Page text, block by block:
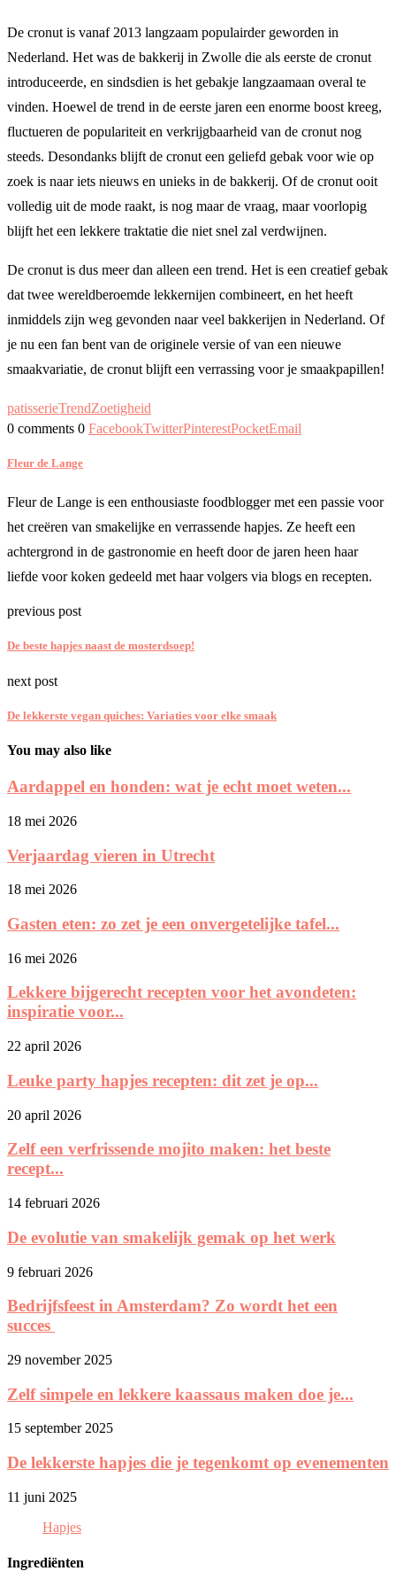
De cronut is vanaf 2013 langzaam populairder geworden in
Nederland. Het was de bakkerij in Zwolle die als eerste de cronut
introduceerde, en sindsdien is het gebakje langzaamaan overal te
vinden. Hoewel de trend in de eerste jaren een enorme boost kreeg,
fluctueren de populariteit en verkrijgbaarheid van de cronut nog
steeds. Desondanks blijft de cronut een geliefd gebak voor wie op
zoek is naar iets nieuws en unieks in de bakkerij. Of de cronut ooit
volledig uit de mode raakt, is nog maar de vraag, maar voorlopig
blijft het een lekkere traktatie die niet snel zal verdwijnen.
De cronut is dus meer dan alleen een trend. Het is een creatief gebak
dat twee wereldberoemde lekkernijen combineert, en het heeft
inmiddels zijn weg gevonden naar veel bakkerijen in Nederland. Of
je nu een fan bent van de originele versie of van een nieuwe
smaakvariatie, de cronut blijft een verrassing voor je smaakpapillen!
patisserieTrendZoetigheid
0 comments 0 FacebookTwitterPinterestPocketEmail
Fleur de Lange
Fleur de Lange is een enthousiaste foodblogger met een passie voor
het creëren van smakelijke en verrassende hapjes. Ze heeft een
achtergrond in de gastronomie en heeft door de jaren heen haar
liefde voor koken gedeeld met haar volgers via blogs en recepten.
previous post
De beste hapjes naast de mosterdsoep!
next post
De lekkerste vegan quiches: Variaties voor elke smaak
You may also like
Aardappel en honden: wat je echt moet weten...
18 mei 2026
Verjaardag vieren in Utrecht
18 mei 2026
Gasten eten: zo zet je een onvergetelijke tafel...
16 mei 2026
Lekkere bijgerecht recepten voor het avondeten:
inspiratie voor...
22 april 2026
Leuke party hapjes recepten: dit zet je op...
20 april 2026
Zelf een verfrissende mojito maken: het beste
recept...
14 februari 2026
De evolutie van smakelijk gemak op het werk
9 februari 2026
Bedrijfsfeest in Amsterdam? Zo wordt het een
succes
29 november 2025
Zelf simpele en lekkere kaassaus maken doe je...
15 september 2025
De lekkerste hapjes die je tegenkomt op evenementen
11 juni 2025
Hapjes
Ingrediënten